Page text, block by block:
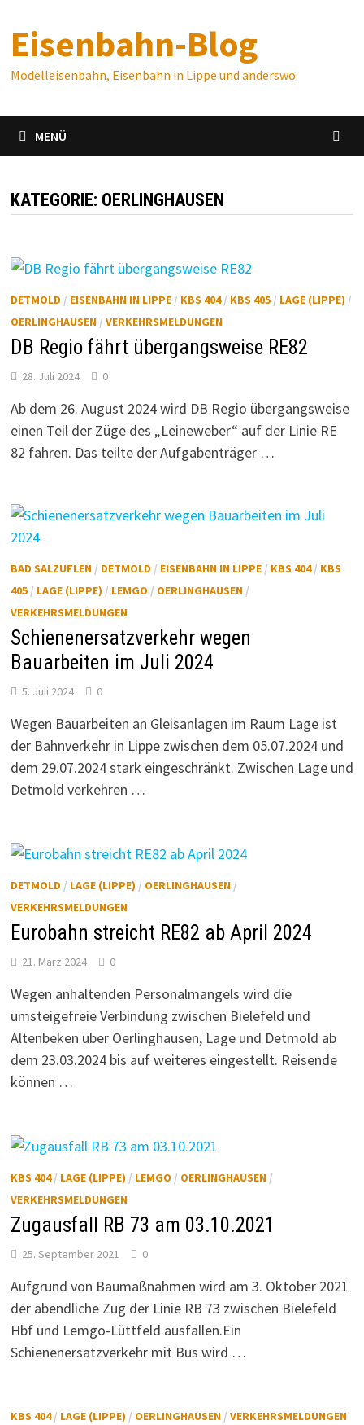
Inhalt
springen
Eisenbahn-Blog
Modelleisenbahn, Eisenbahn in Lippe und anderswo
MENÜ
KATEGORIE: OERLINGHAUSEN
DETMOLD / EISENBAHN IN LIPPE/ KBS 404/ KBS 405/ LAGE (LIPPE) /
OERLINGHAUSEN/ VERKEHRSMELDUNGEN
DB Regio fährt übergangsweise RE82
28. Juli 2024 0
Ab dem 26. August 2024 wird DB Regio übergangsweise
einen Teil der Züge des „Leineweber“ auf der Linie RE
82 fahren. Das teilte der Aufgabenträger …
BAD SALZUFLEN/ DETMOLD / EISENBAHN IN LIPPE/ KBS 404/ KBS
405/ LAGE (LIPPE) / LEMGO / OERLINGHAUSEN/
VERKEHRSMELDUNGEN
Schienenersatzverkehr wegen
Bauarbeiten im Juli 2024
5. Juli 2024 0
Wegen Bauarbeiten an Gleisanlagen im Raum Lage ist
der Bahnverkehr in Lippe zwischen dem 05.07.2024 und
dem 29.07.2024 stark eingeschränkt. Zwischen Lage und
Detmold verkehren …
DETMOLD / LAGE (LIPPE) / OERLINGHAUSEN/
VERKEHRSMELDUNGEN
Eurobahn streicht RE82 ab April 2024
21. März 2024 0
Wegen anhaltenden Personalmangels wird die
umsteigefreie Verbindung zwischen Bielefeld und
Altenbeken über Oerlinghausen, Lage und Detmold ab
dem 23.03.2024 bis auf weiteres eingestellt. Reisende
können …
KBS 404/ LAGE (LIPPE) / LEMGO / OERLINGHAUSEN/
VERKEHRSMELDUNGEN
Zugausfall RB 73 am 03.10.2021
25. September 2021 0
Aufgrund von Baumaßnahmen wird am 3. Oktober 2021
der abendliche Zug der Linie RB 73 zwischen Bielefeld
Hbf und Lemgo-Lüttfeld ausfallen.Ein
Schienenersatzverkehr mit Bus wird …
KBS 404/ LAGE (LIPPE) / OERLINGHAUSEN/ VERKEHRSMELDUNGEN